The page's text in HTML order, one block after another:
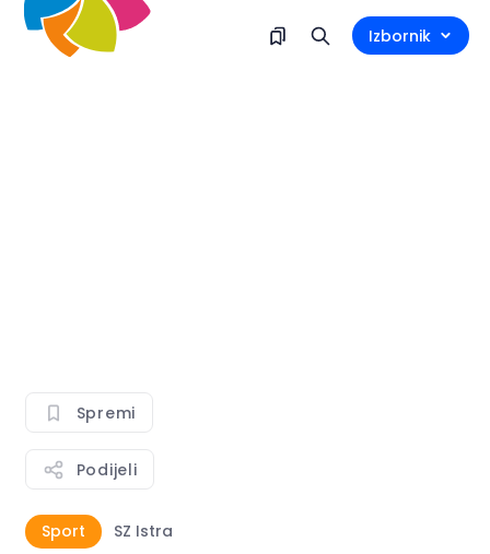
Izbornik
Spremi
Podijeli
Sport SZ Istra